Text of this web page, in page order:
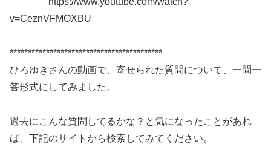
v=CeznVFMOXBU
******************************************
ひろゆきさんの動画で、寄せられた質問について、一問一
答形式にしてみました。
過去にこんな質問してるかな？と気になったことがあれ
ば、下記のサイトから検索してみてください。